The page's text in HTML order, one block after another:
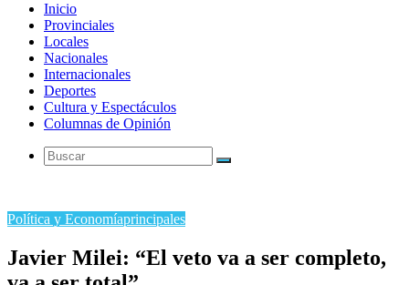
Inicio
Provinciales
Locales
Nacionales
Internacionales
Deportes
Cultura y Espectáculos
Columnas de Opinión
Buscar
Política y Economíaprincipales
Javier Milei: “El veto va a ser completo,